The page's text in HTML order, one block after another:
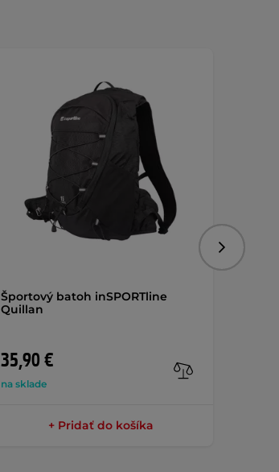
Športový batoh inSPORTline
Quillan
35,90 €
na sklade
+ Pridať do košíka